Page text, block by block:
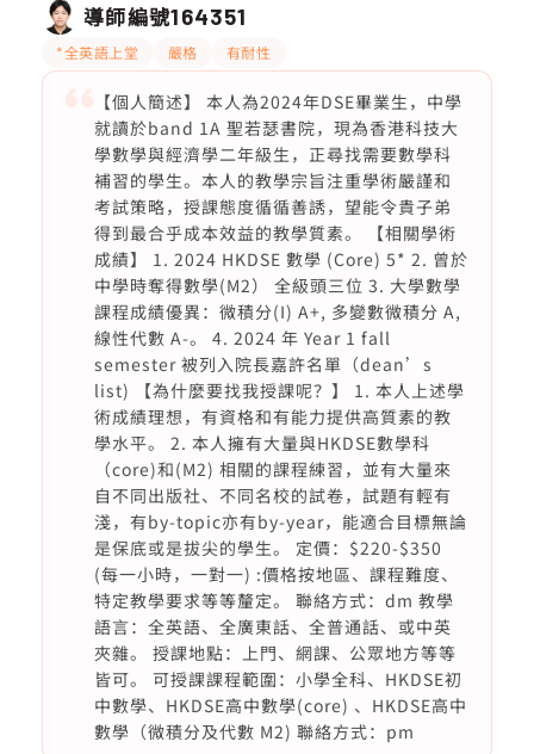
導師編號164351
*全英語上堂 嚴格 有耐性
【個人簡述】 本人為2024年DSE畢業生，中學
就讀於band 1A 聖若瑟書院，現為香港科技大
學數學與經濟學二年級生，正尋找需要數學科
補習的學生。本人的教學宗旨注重學術嚴謹和
考試策略，授課態度循循善誘，望能令貴子弟
得到最合乎成本效益的教學質素。 【相關學術
成績】 1. 2024 HKDSE 數學 (Core) 5* 2. 曾於
中學時奪得數學(M2） 全級頭三位 3. 大學數學
課程成績優異：微積分(I) A+, 多變數微積分 A,
線性代數 A-。 4. 2024 年 Year 1 fall
semester 被列入院長嘉許名單（dean’s
list) 【為什麼要找我授課呢？】 1. 本人上述學
術成績理想，有資格和有能力提供高質素的教
學水平。 2. 本人擁有大量與HKDSE數學科
（core)和(M2) 相關的課程練習，並有大量來
自不同出版社、不同名校的試卷，試題有輕有
淺，有by-topic亦有by-year，能適合目標無論
是保底或是拔尖的學生。 定價：$220-$350
(每一小時，一對一) :價格按地區、課程難度、
特定教學要求等等釐定。 聯絡方式：dm 教學
語言：全英語、全廣東話、全普通話、或中英
夾雜。 授課地點：上門、網課、公眾地方等等
皆可。 可授課課程範圍：小學全科、HKDSE初
中數學、HKDSE高中數學(core) 、HKDSE高中
數學（微積分及代數 M2) 聯絡方式：pm